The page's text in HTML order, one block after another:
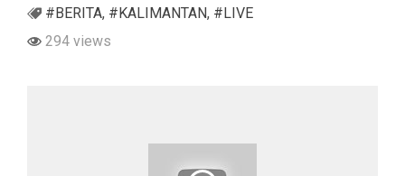
#BERITA, #KALIMANTAN, #LIVE
294 views